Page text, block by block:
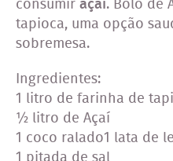
consumir açaí. Bolo de
tapioca, uma opção
sobremesa.
Ingredientes:
1 litro de farinha de
½ litro de Açaí
1 coco ralado1 lata de
1 pitada de sal